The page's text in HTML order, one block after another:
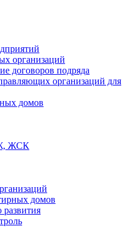
организаций
договоров подряда
организаций для
домов
ЖСК
домов